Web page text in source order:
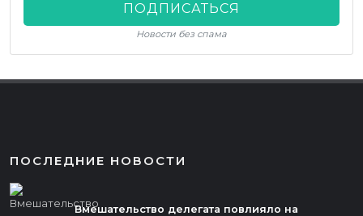
ПОДПИСАТЬСЯ
Новости без спама
ПОСЛЕДНИЕ НОВОСТИ
Вмешательство делегата повлияло на